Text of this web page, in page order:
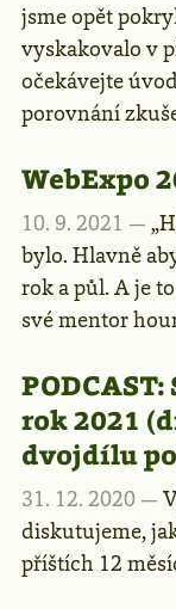
jsme opět
vyskakovalo v
očekávejte
porovnání
WebExpo
10. 9. 2021 —
bylo. Hlavně
rok a půl. A je
své mentor
PODCAST:
rok 2021
dvojdílu
31. 12. 2020 —
diskutujeme,
příštích 12